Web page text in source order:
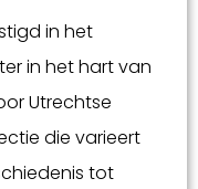
in het
in het hart van
Utrechtse
die varieert
tot